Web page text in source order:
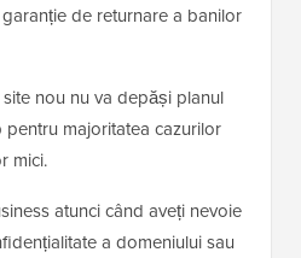
de returnare a banilor
nou nu va depăși planul
majoritatea cazurilor
mici.
atunci când aveți nevoie
a domeniului sau